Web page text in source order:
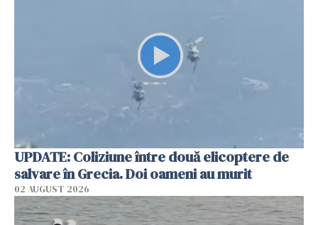
UPDATE: Coliziune între două elicoptere de
salvare în Grecia. Doi oameni au murit
02 AUGUST 2026